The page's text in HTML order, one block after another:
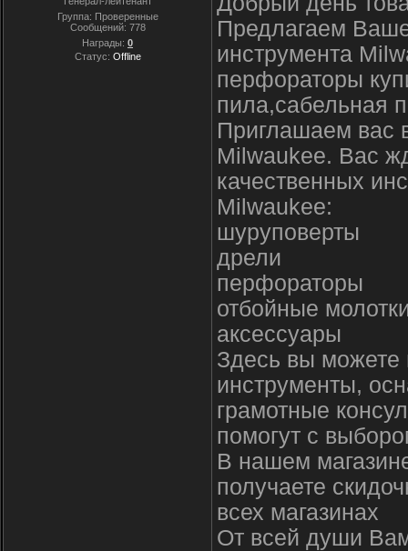
Группа: Проверенные
Сообщений: 778
Награды: 0
Статус: Offline
Предлагаем
инструмента
перфораторы
пила,сабельная
Приглашаем вас
Milwaukee. Вас
качественных
Milwaukee:
шуруповерты
дрели
перфораторы
отбойные
аксессуары
Здесь вы можете
инструменты,
грамотные
помогут с
В нашем
получаете
всех магазинах
От всей души